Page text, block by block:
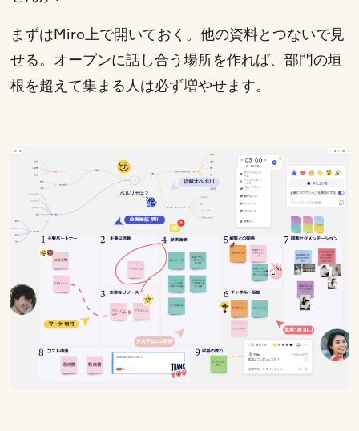
まずはMiro上で開いておく。他の資料とつないで見
せる。オープンに話し合う場所を作れば、部門の垣
根を超えて集まる人は必ず増やせます。